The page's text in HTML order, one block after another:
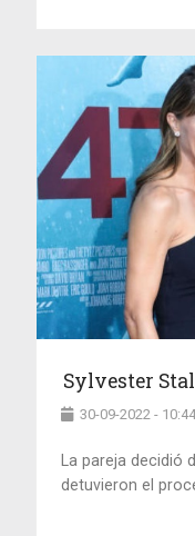
Sylvester
30-09-2022 -
La pareja decidió
detuvieron el